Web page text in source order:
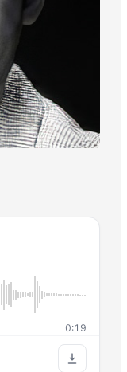
0:19